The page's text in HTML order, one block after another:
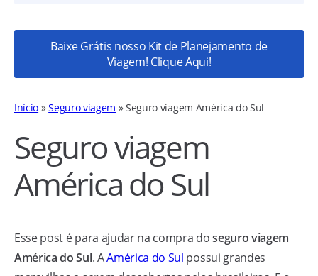
Baixe Grátis nosso Kit de Planejamento de
Viagem! Clique Aqui!
Início »Seguro viagem »Seguro viagem América do Sul
Seguro viagem
América do Sul
Esse post é para ajudar na compra doseguro viagem
América do Sul. AAmérica do Sul possui grandes